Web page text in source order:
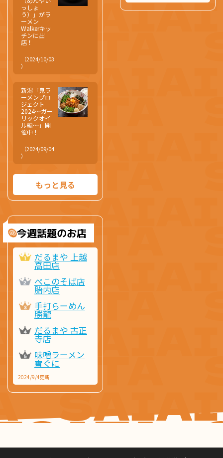
っしょ
う）」がラ
ーメン
Walkerキッ
チンに出
店！
（2024/10/03
）
新潟「鬼ラ
ーメンプロ
ジェクト
2024～ガー
リックオイ
ル編～」開
催中！
（2024/09/04
）
もっと見る
今週話題のお店
だるまや 上越
高田店
ぺこのそば店
胎内店
手打らーめん
勝龍
だるまや 古正
寺店
味噌ラーメン
雪ぐに
2024/9/4更新